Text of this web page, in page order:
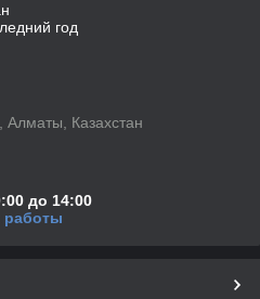
год
Казахстан
до 14:00
работы